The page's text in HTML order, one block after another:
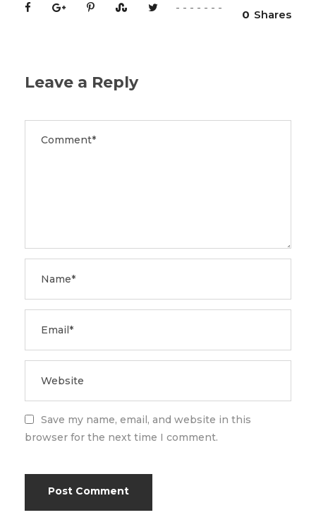
0 Shares
Leave a Reply
Save my name, email, and website in this
browser for the next time I comment.